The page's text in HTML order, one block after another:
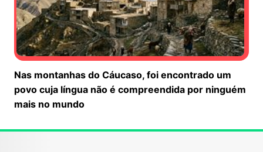
Nas montanhas do Cáucaso, foi encontrado um
povo cuja língua não é compreendida por ninguém
mais no mundo